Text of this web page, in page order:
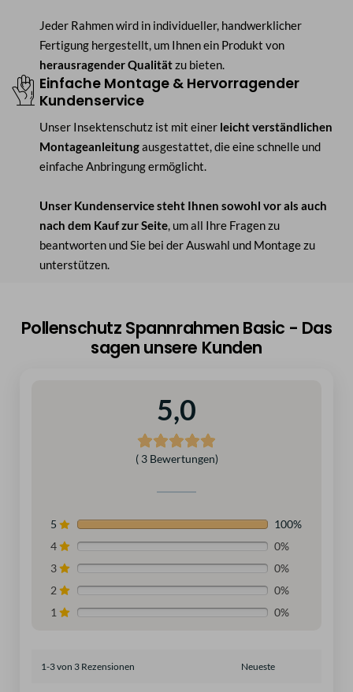
Jeder Rahmen wird in individueller, handwerklicher
Fertigung hergestellt, um Ihnen ein Produkt von
herausragender Qualitätzu bieten.
Einfache Montage & Hervorragender
Kundenservice
Unser Insektenschutz ist mit einer leicht verständlichen
Montageanleitungausgestattet, die eine schnelle und
einfache Anbringung ermöglicht.
Unser Kundenservice steht Ihnen sowohl vor als auch
nach dem Kauf zur Seite, um all Ihre Fragen zu
beantworten und Sie bei der Auswahl und Montage zu
unterstützen.
Pollenschutz Spannrahmen Basic - Das
sagen unsere Kunden
5,0
( 3 Bewertungen)
5
100%
4
0%
3
0%
2
0%
1
0%
1-3 von 3 Rezensionen